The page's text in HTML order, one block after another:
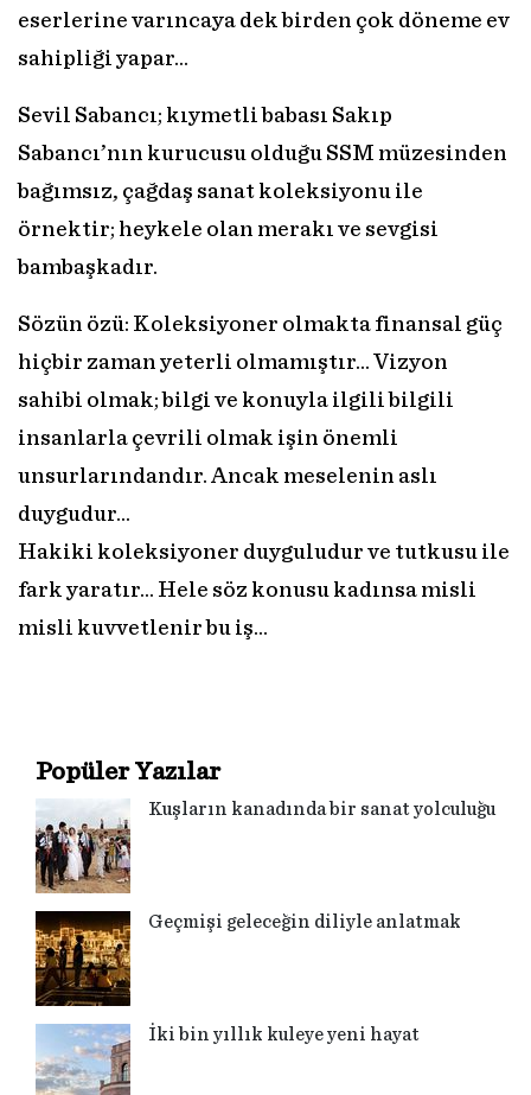
eserlerine varıncaya dek birden çok döneme ev
sahipliği yapar…
Sevil Sabancı; kıymetli babası Sakıp
Sabancı’nın kurucusu olduğu SSM müzesinden
bağımsız, çağdaş sanat koleksiyonu ile
örnektir; heykele olan merakı ve sevgisi
bambaşkadır.
Sözün özü: Koleksiyoner olmakta finansal güç
hiçbir zaman yeterli olmamıştır... Vizyon
sahibi olmak; bilgi ve konuyla ilgili bilgili
insanlarla çevrili olmak işin önemli
unsurlarındandır. Ancak meselenin aslı
duygudur...
Hakiki koleksiyoner duyguludur ve tutkusu ile
fark yaratır… Hele söz konusu kadınsa misli
misli kuvvetlenir bu iş…
Popüler Yazılar
Kuşların kanadında bir sanat yolculuğu
Geçmişi geleceğin diliyle anlatmak
İki bin yıllık kuleye yeni hayat